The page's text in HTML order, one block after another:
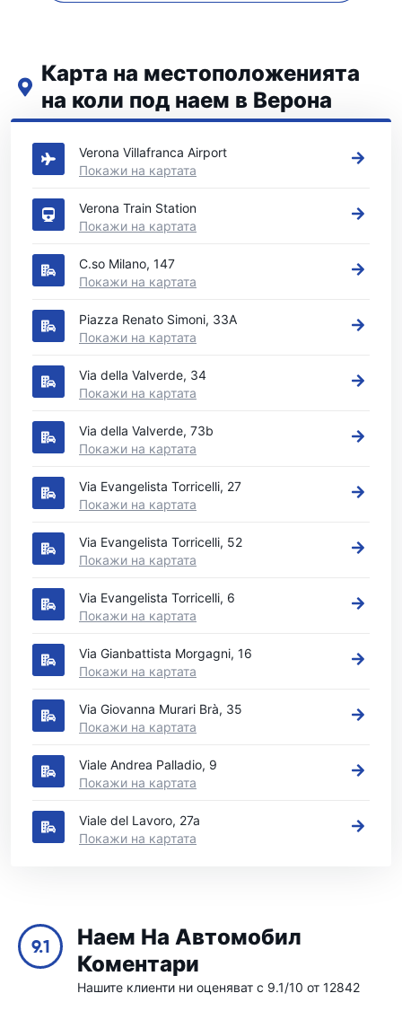
Карта на местоположенията
на коли под наем в Верона
Вижте нашите основни места за коли под наем в Верона
Verona Villafranca Airport
Покажи на картата
Verona Train Station
Покажи на картата
C.so Milano, 147
Покажи на картата
Piazza Renato Simoni, 33A
Покажи на картата
Via della Valverde, 34
Покажи на картата
Via della Valverde, 73b
Покажи на картата
Via Evangelista Torricelli, 27
Покажи на картата
Via Evangelista Torricelli, 52
Покажи на картата
Via Evangelista Torricelli, 6
Покажи на картата
Via Gianbattista Morgagni, 16
Покажи на картата
Via Giovanna Murari Brà, 35
Покажи на картата
Viale Andrea Palladio, 9
Покажи на картата
Viale del Lavoro, 27a
Покажи на картата
9.1
Наем На Автомобил
Коментари
Нашите клиенти ни оценяват с 9.1/10 от 12842